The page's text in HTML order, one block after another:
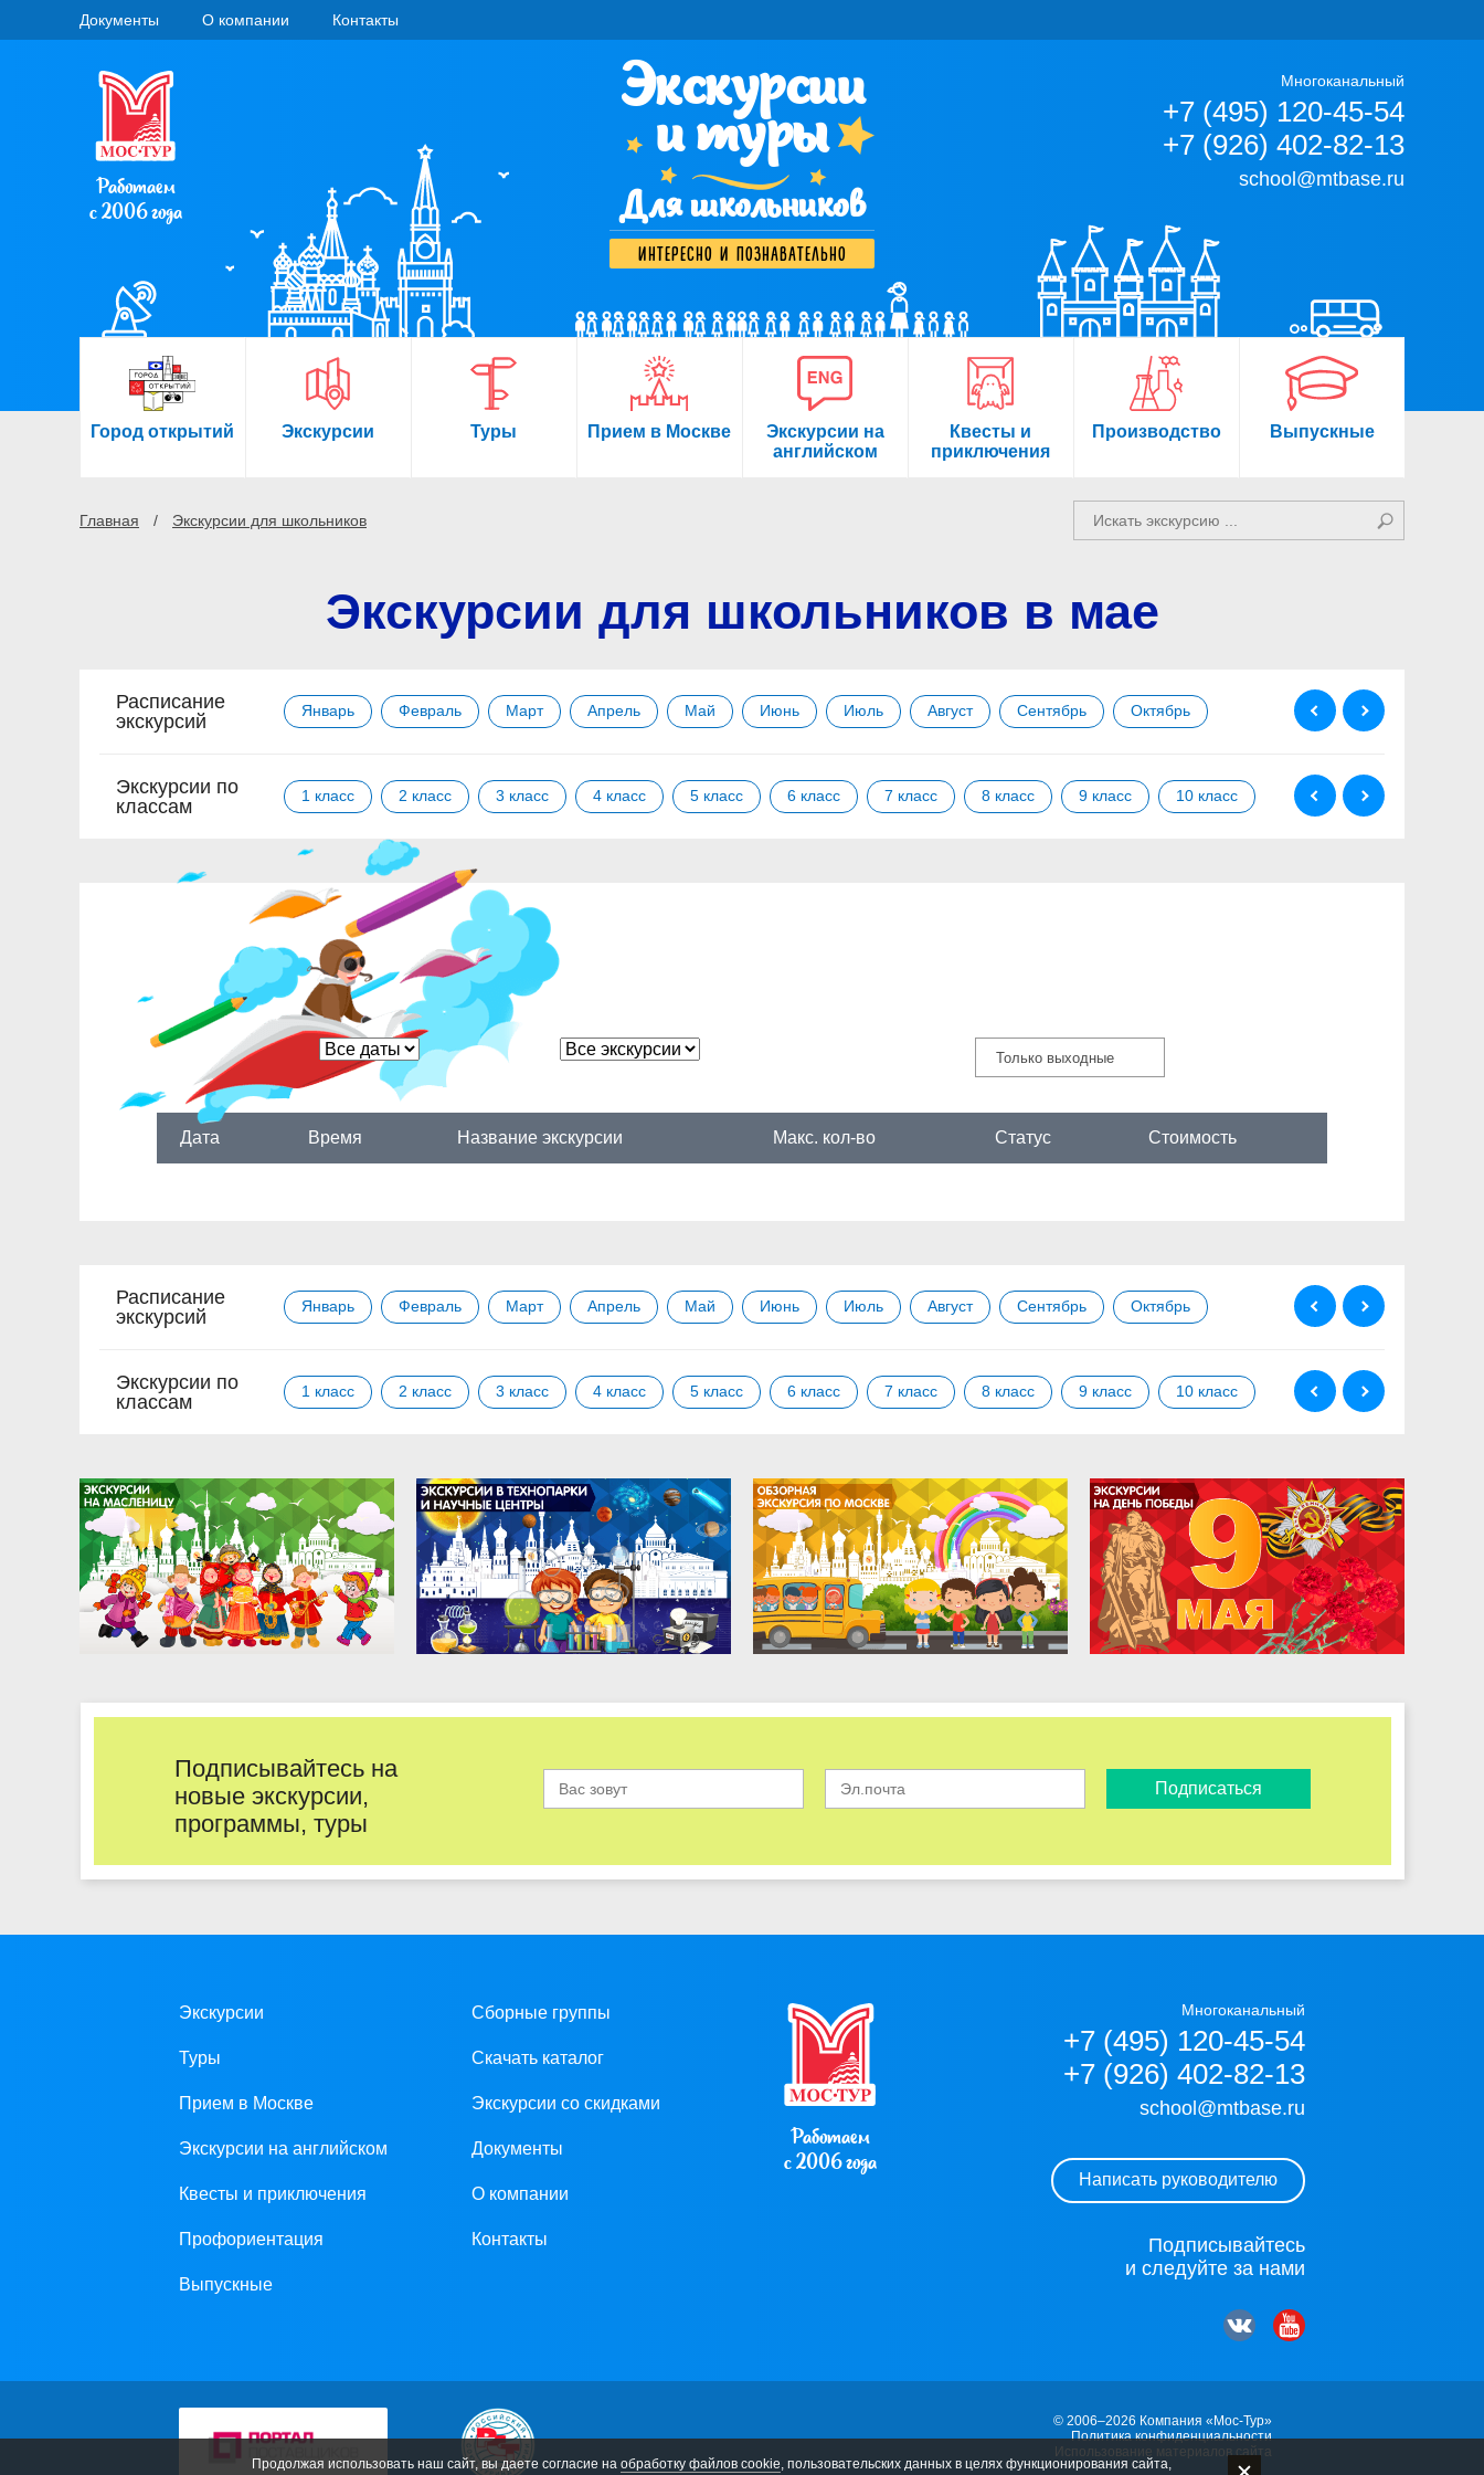
Документы О компании Контакты
Работаем
с 2006 года
Экскурсии
и туры
Для школьников
интересно и познавательно
Многоканальный
+7 (495) 120-45-54
+7 (926) 402-82-13
school@mtbase.ru
Город открытий Экскурсии Туры Прием в Москве
Экскурсии на
английском
Квесты и
приключения
Производство Выпускные
Главная Экскурсии для школьников
Экскурсии для школьников в мае
Расписание
экскурсий
Январь Февраль Март Апрель Май Июнь Июль Август Сентябрь Октябрь Декабрь
Экскурсии по
классам
1 класс 2 класс 3 класс 4 класс 5 класс 6 класс 7 класс 8 класс 9 класс 10 класс 11 класс
Только выходные
Дата Время Название экскурсии Макс. кол-во Статус Стоимость
Расписание
экскурсий
Январь Февраль Март Апрель Май Июнь Июль Август Сентябрь Октябрь Декабрь
Экскурсии по
классам
1 класс 2 класс 3 класс 4 класс 5 класс 6 класс 7 класс 8 класс 9 класс 10 класс 11 класс
Подписывайтесь на
новые экскурсии,
программы, туры
Подписаться
Экскурсии
Туры
Прием в Москве
Экскурсии на английском
Квесты и приключения
Профориентация
Выпускные
Сборные группы
Скачать каталог
Экскурсии со скидками
Документы
О компании
Контакты
Работаем
с 2006 года
Многоканальный
+7 (495) 120-45-54
+7 (926) 402-82-13
school@mtbase.ru
Написать руководителю
Подписывайтесь
и следуйте за нами
© 2006–2026 Компания «Мос-Тур»
Политика конфиденциальности
Использование материалов сайта
Продолжая использовать наш сайт, вы даете согласие на обработку файлов cookie, пользовательских данных в целях функционирования сайта,